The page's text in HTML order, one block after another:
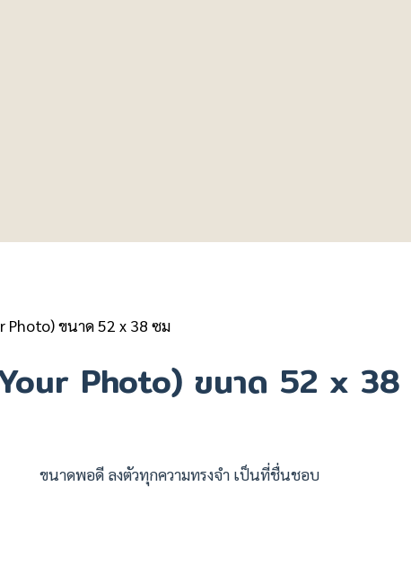
Photo) ขนาด 52 x 38 ซม
Photo) ขนาด 52 x
ขนาดพอดี ลงตัวทุกความทรงจำ เป็นที่ชื่นชอบ